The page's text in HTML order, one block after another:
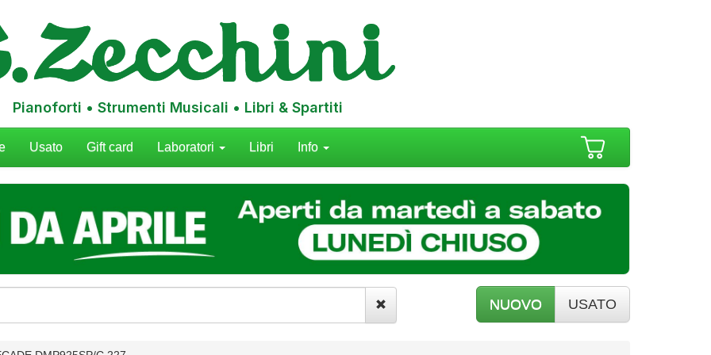
Pianoforti • Strumenti Musicali • Libri & Spartiti
Usato Gift card Laboratori Libri Info
NUOVO USATO